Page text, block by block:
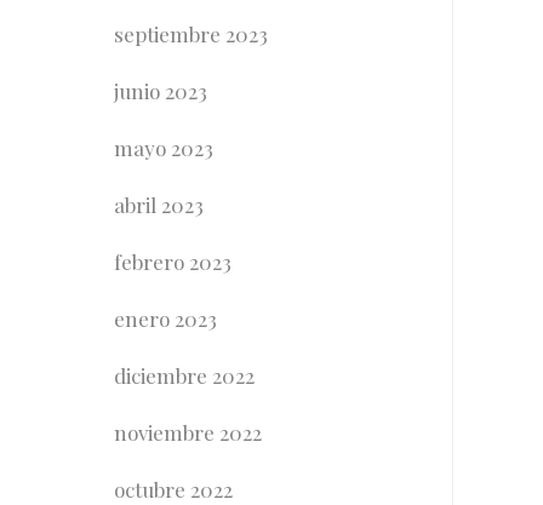
septiembre 2023
junio 2023
mayo 2023
abril 2023
febrero 2023
enero 2023
diciembre 2022
noviembre 2022
octubre 2022